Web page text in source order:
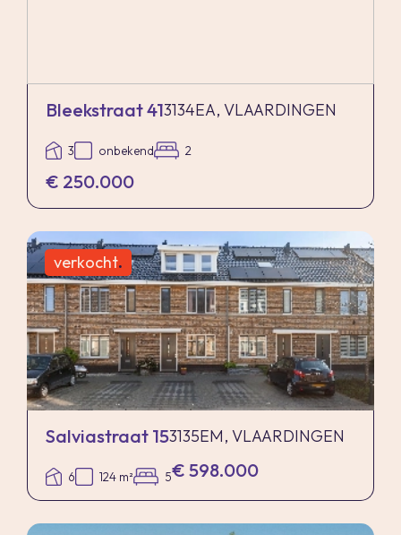
Bleekstraat 413134EA, VLAARDINGEN
3 onbekend 2
€ 250.000
verkocht.
Salviastraat 153135EM, VLAARDINGEN
6 124 m² 5€ 598.000